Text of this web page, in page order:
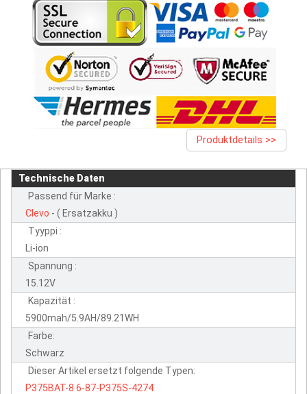
Produktdetails >>
Technische Daten
Passend für Marke :
Clevo - ( Ersatzakku )
Tyyppi :
Li-ion
Spannung :
15.12V
Kapazität :
5900mah/5.9AH/89.21WH
Farbe:
Schwarz
Dieser Artikel ersetzt folgende Typen:
P375BAT-8 6-87-P375S-4274